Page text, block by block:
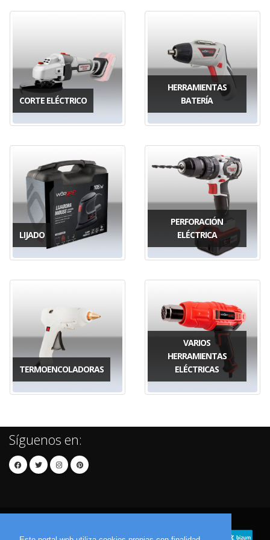
CORTE ELÉCTRICO
HERRAMIENTAS
BATERÍA
LIJADO
PERFORACIÓN
ELÉCTRICA
TERMOENCOLADORAS
VARIOS
HERRAMIENTAS
ELÉCTRICAS
Síguenos en: